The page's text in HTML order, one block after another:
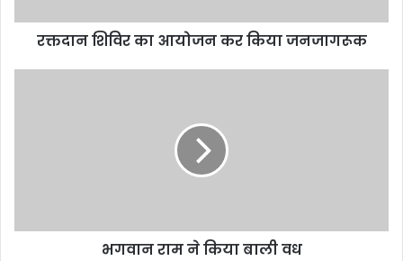
रक्तदान शिविर का आयोजन कर किया जनजागरूक
भगवान राम ने किया बाली वध